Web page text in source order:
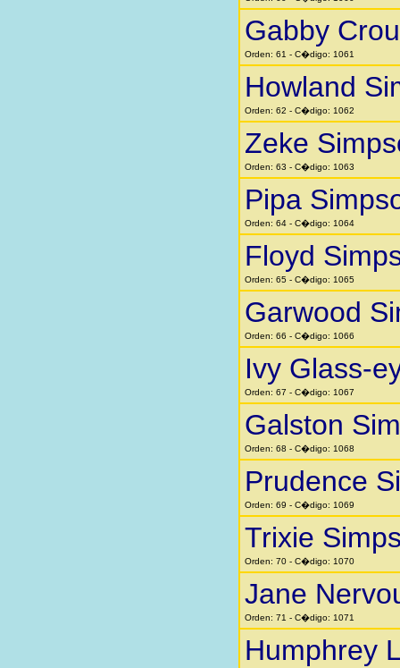
Gabby
Orden: 61 - C�digo: 1061
Howland
Orden: 62 - C�digo: 1062
Zeke
Orden: 63 - C�digo: 1063
Pipa
Orden: 64 - C�digo: 1064
Floyd
Orden: 65 - C�digo: 1065
Garwood
Orden: 66 - C�digo: 1066
Ivy Glass-
Orden: 67 - C�digo: 1067
Galston
Orden: 68 - C�digo: 1068
Prudence
Orden: 69 - C�digo: 1069
Trixie
Orden: 70 - C�digo: 1070
Jane
Orden: 71 - C�digo: 1071
Humphrey